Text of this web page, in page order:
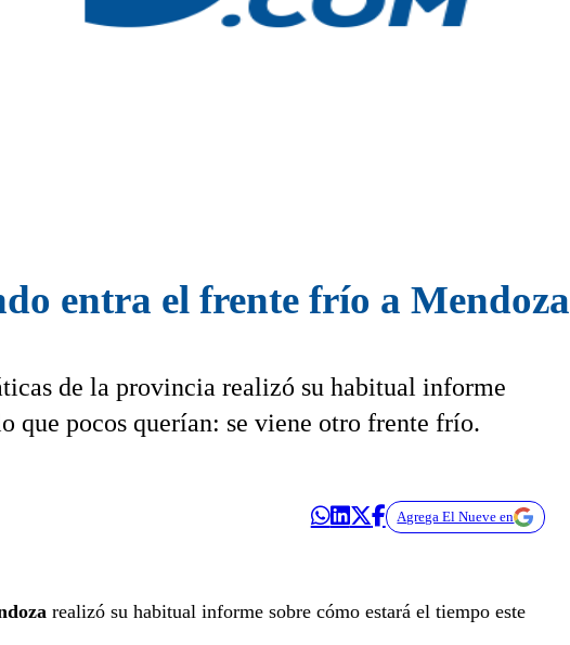
entra el frente frío a Mendoza
de la provincia realizó su habitual informe
que pocos querían: se viene otro frente frío.
Agrega El Nueve en
realizó su habitual informe sobre cómo estará el tiempo este